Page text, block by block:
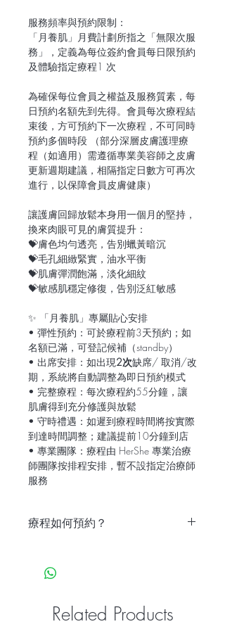
服務頻率與預約限制：
「月養肌」月費計劃所指之「無限次服
務」，定義為每位簽約會員每日限預約
及體驗指定療程1 次
為確保每位會員之權益及服務質素，每
日預約名額先到先得。會員每次療程結
束後，方可預約下一次療程，不可同時
預約多個時段 （部分深層皮膚護理療
程（如適用）需遵循專業美容師之皮膚
更新週期建議，相隔指定日數方可再次
進行，以保障會員皮膚健康）
讓護膚回歸放鬆本身用一個月的堅持，
換來肉眼可見的膚質提升：
💝膚色均勻透亮，告別蠟黃暗沉
💝毛孔細緻緊實，油水平衡
💝肌膚彈潤飽滿，淡化細紋
💝敏感肌穩定修復，告別泛紅敏感
✨ 「月養肌」專屬貼心安排
• 彈性預約：可於療程前3天預約；如
名額已滿，可登記候補（standby）
• 出席安排：如出現2次缺席/ 取消/改
期，系統將自動調整為即日預約模式
• 完整療程：每次療程約55分鐘，讓
肌膚得到充分修護與放鬆
• 守時禮遇：如遲到療程時間將按實際
到達時間調整；建議提前10分鐘到店
• 專業團隊：療程由 HerShe 專業治療
師團隊按排程安排，暫不設指定治療師
服務
療程如何預約？
WhatsApp，HerShe會有工作人員聯絡
您預約療程時間。
Related Products